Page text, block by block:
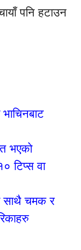
पनि हटाउन
भएको
टिप्स वा
साथै चमक र